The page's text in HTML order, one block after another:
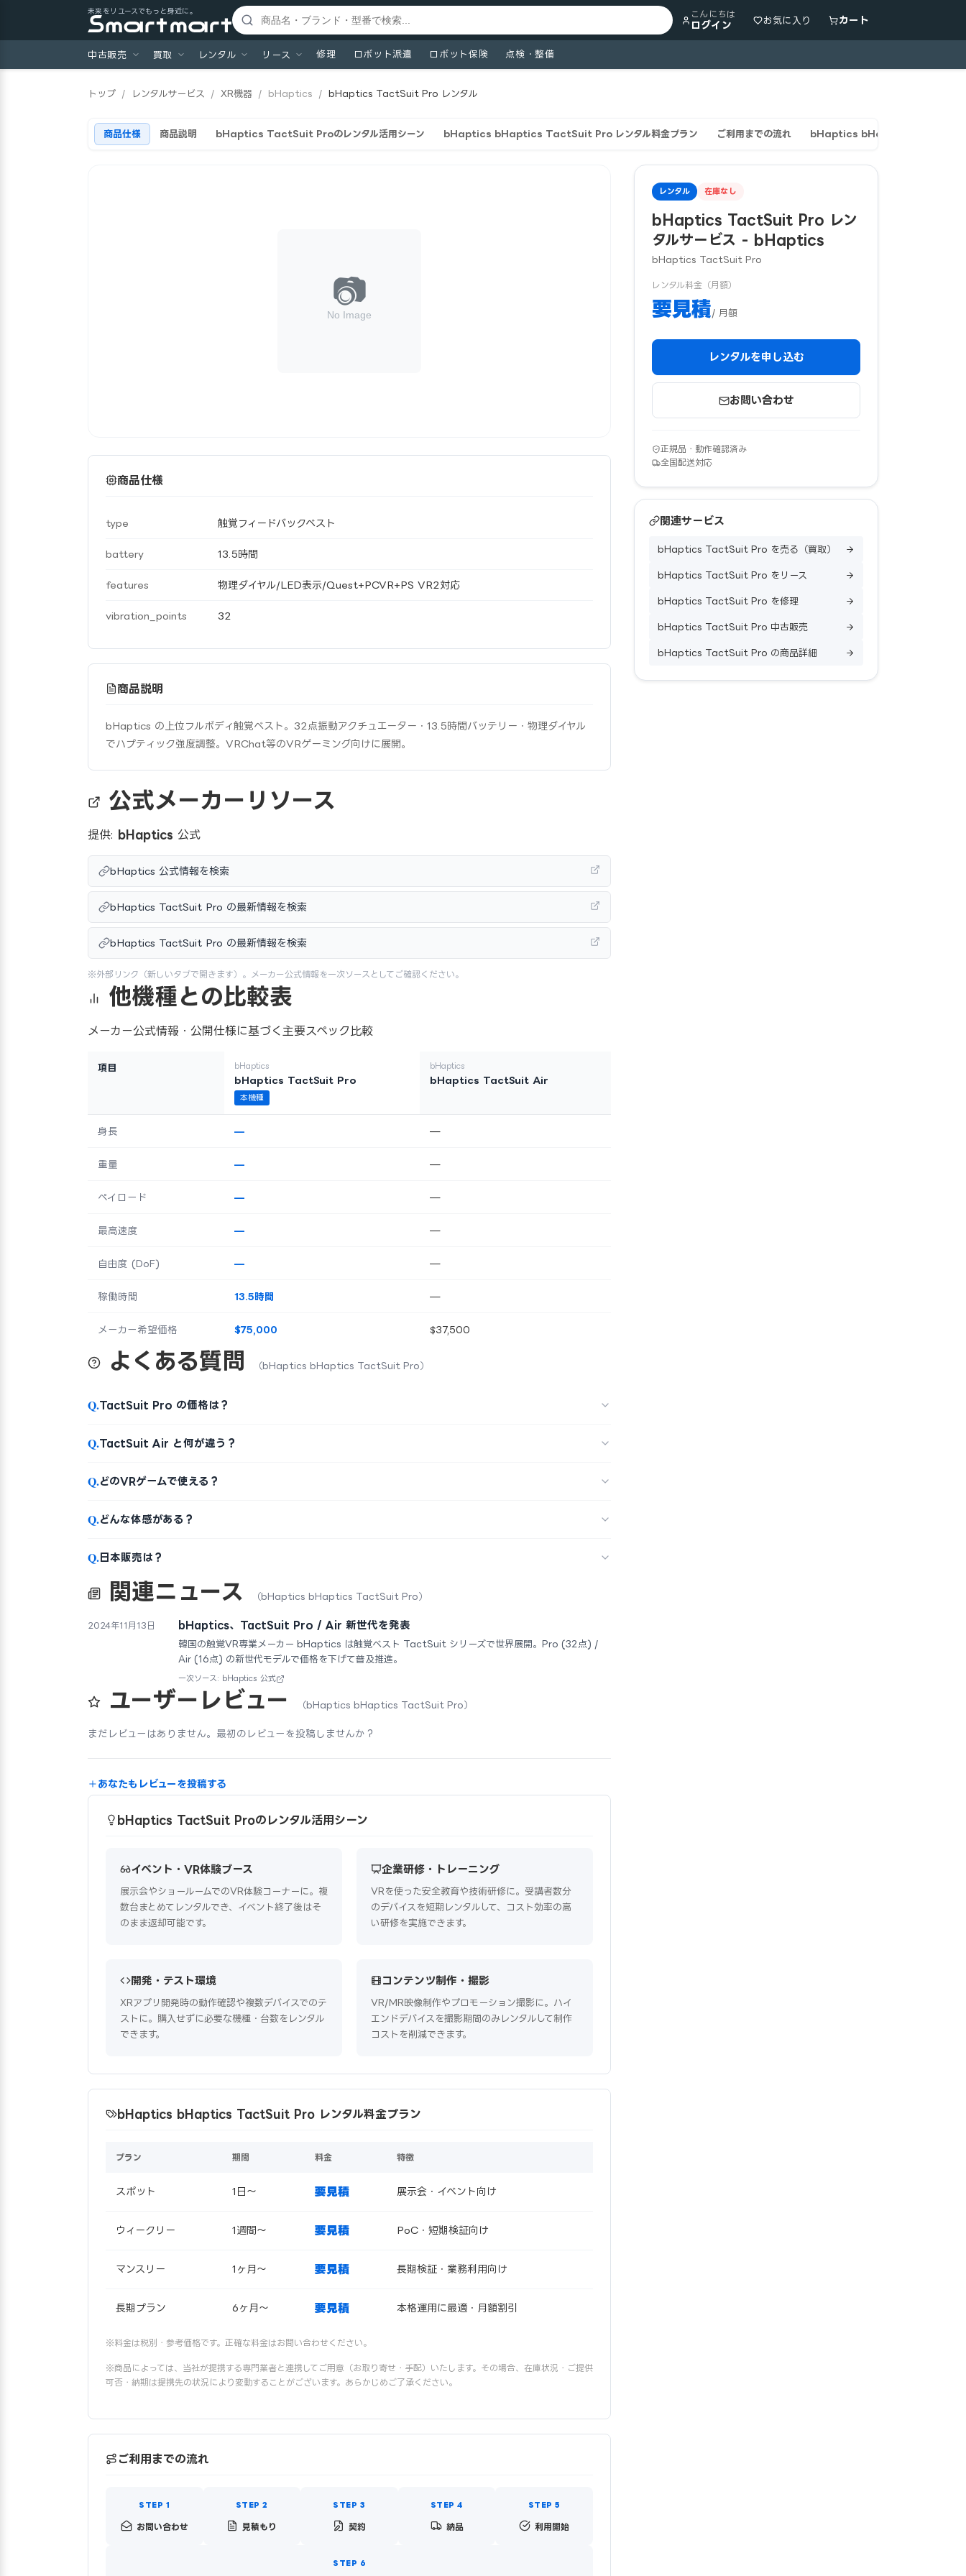
未来をリユースでもっと身近に。 こんにちは
ログイン お気に入り カート
中古販売 買取 レンタル リース 修理 ロボット派遣 ロボット保険 点検・整備
トップ / レンタルサービス / XR機器 / bHaptics / bHaptics TactSuit Pro レンタル
商品仕様 商品説明 bHaptics TactSuit Proのレンタル活用シーン bHaptics bHaptics TactSuit Pro レンタル料金プラン ご利用までの流れ bHaptics bHaptics TactSuit Pro
商品仕様
type 触覚フィードバックベスト
battery 13.5時間
features 物理ダイヤル/LED表示/Quest+PCVR+PS VR2対応
vibration_points 32
商品説明
bHaptics の上位フルボディ触覚ベスト。32点振動アクチュエーター・13.5時間バッテリー・物理ダイヤル
でハプティック強度調整。VRChat等のVRゲーミング向けに展開。
公式メーカーリソース
提供: bHaptics 公式
bHaptics 公式情報を検索
bHaptics TactSuit Pro の最新情報を検索
bHaptics TactSuit Pro の最新情報を検索
※外部リンク（新しいタブで開きます）。メーカー公式情報を一次ソースとしてご確認ください。
他機種との比較表
メーカー公式情報・公開仕様に基づく主要スペック比較
項目 bHaptics
bHaptics TactSuit Pro
本機種
bHaptics
bHaptics TactSuit Air
身長 — —
重量 — —
ペイロード — —
最高速度 — —
自由度 (DoF) — —
稼働時間 13.5時間 —
メーカー希望価格 $75,000 $37,500
よくある質問 （bHaptics bHaptics TactSuit Pro）
Q.TactSuit Pro の価格は？
Q.TactSuit Air と何が違う？
Q.どのVRゲームで使える？
Q.どんな体感がある？
Q.日本販売は？
関連ニュース （bHaptics bHaptics TactSuit Pro）
2024年11月13日 bHaptics、TactSuit Pro / Air 新世代を発表
韓国の触覚VR専業メーカー bHaptics は触覚ベスト TactSuit シリーズで世界展開。Pro (32点) /
Air (16点) の新世代モデルで価格を下げて普及推進。
一次ソース: bHaptics 公式
ユーザーレビュー （bHaptics bHaptics TactSuit Pro）
まだレビューはありません。最初のレビューを投稿しませんか？
あなたもレビューを投稿する
bHaptics TactSuit Proのレンタル活用シーン
イベント・VR体験ブース
展示会やショールームでのVR体験コーナーに。複
数台まとめてレンタルでき、イベント終了後はそ
のまま返却可能です。
企業研修・トレーニング
VRを使った安全教育や技術研修に。受講者数分
のデバイスを短期レンタルして、コスト効率の高
い研修を実施できます。
開発・テスト環境
XRアプリ開発時の動作確認や複数デバイスでのテ
ストに。購入せずに必要な機種・台数をレンタル
できます。
コンテンツ制作・撮影
VR/MR映像制作やプロモーション撮影に。ハイ
エンドデバイスを撮影期間のみレンタルして制作
コストを削減できます。
bHaptics bHaptics TactSuit Pro レンタル料金プラン
プラン 期間 料金 特徴
スポット 1日〜 要見積 展示会・イベント向け
ウィークリー 1週間〜 要見積 PoC・短期検証向け
マンスリー 1ヶ月〜 要見積 長期検証・業務利用向け
長期プラン 6ヶ月〜 要見積 本格運用に最適・月額割引
※料金は税別・参考価格です。正確な料金はお問い合わせください。
※商品によっては、当社が提携する専門業者と連携してご用意（お取り寄せ・手配）いたします。その場合、在庫状況・ご提供
可否・納期は提携先の状況により変動することがございます。あらかじめご了承ください。
ご利用までの流れ
お問い合わせ 見積もり 契約 納品 利用開始
レンタル 在庫なし
bHaptics TactSuit Pro レン
タルサービス - bHaptics
bHaptics TactSuit Pro
レンタル料金（月額）
要見積/ 月額
レンタルを申し込む
お問い合わせ
正規品・動作確認済み
全国配送対応
関連サービス
bHaptics TactSuit Pro を売る（買取）
bHaptics TactSuit Pro をリース
bHaptics TactSuit Pro を修理
bHaptics TactSuit Pro 中古販売
bHaptics TactSuit Pro の商品詳細